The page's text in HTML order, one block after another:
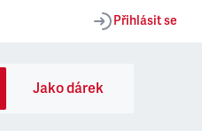
Přihlásit se
Jako dárek